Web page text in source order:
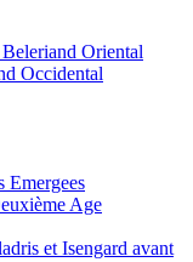
Oriental
Occidental
Emergees
Age
et Isengard avant